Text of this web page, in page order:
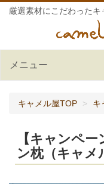
厳選素材にこだわった
メニュー
キャメル屋TOP キ
【キャンペ
ン枕（キャメ